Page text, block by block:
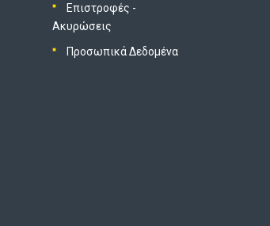
Επιστροφές -
Ακυρώσεις
Προσωπικά Δεδομένα